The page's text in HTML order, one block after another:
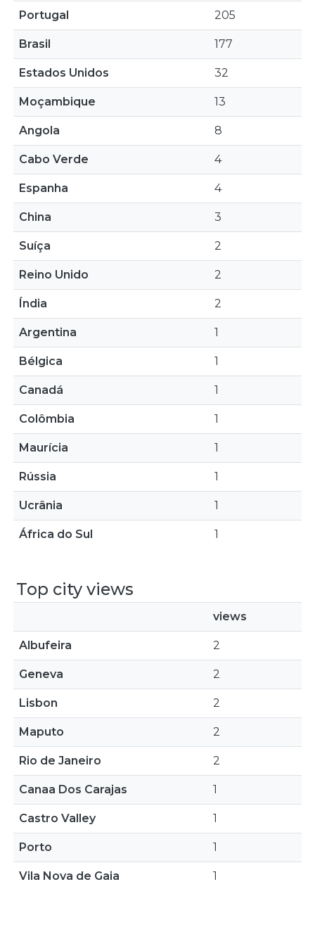
Portugal 205
Brasil 177
Estados Unidos 32
Moçambique 13
Angola 8
Cabo Verde 4
Espanha 4
China 3
Suíça 2
Reino Unido 2
Índia 2
Argentina 1
Bélgica 1
Canadá 1
Colômbia 1
Maurícia 1
Rússia 1
Ucrânia 1
África do Sul 1
Top city views
views
Albufeira 2
Geneva 2
Lisbon 2
Maputo 2
Rio de Janeiro 2
Canaa Dos Carajas 1
Castro Valley 1
Porto 1
Vila Nova de Gaia 1